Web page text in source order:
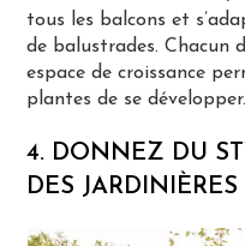
tous les balcons et
de balustrades. Chacun
espace de croissance
plantes de se développer.
4. DONNEZ DU
DES JARDINIÈRES